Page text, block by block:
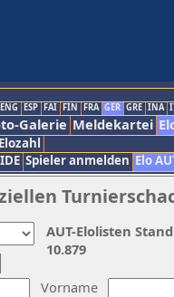
ENG ESP FAI FIN FRA GER GRE INA
Galerie Meldekartei
Spieler anmelden Elo
Vorname
AUT-Elolisten
10.879